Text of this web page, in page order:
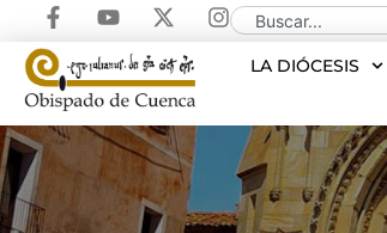
LA DIÓCESIS